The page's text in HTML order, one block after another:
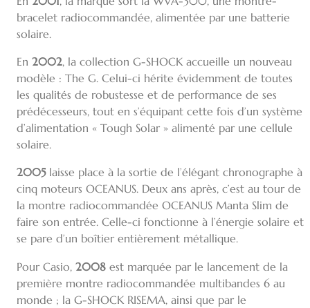
bracelet radiocommandée, alimentée par une batterie
solaire.
En 2002, la collection G-SHOCK accueille un nouveau
modèle : The G. Celui-ci hérite évidemment de toutes
les qualités de robustesse et de performance de ses
prédécesseurs, tout en s’équipant cette fois d’un système
d’alimentation « Tough Solar » alimenté par une cellule
solaire.
2005laisse place à la sortie de l’élégant chronographe à
cinq moteurs OCEANUS. Deux ans après, c’est au tour de
la montre radiocommandée OCEANUS Manta Slim de
faire son entrée. Celle-ci fonctionne à l’énergie solaire et
se pare d’un boîtier entièrement métallique.
Pour Casio, 2008 est marquée par le lancement de la
première montre radiocommandée multibandes 6 au
monde ; la G-SHOCK RISEMA, ainsi que par le